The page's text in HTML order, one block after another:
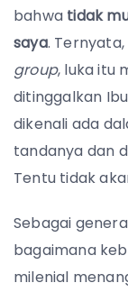
bahwa tidak
saya.
group, luka itu
ditinggalkan
dikenali ada
tandanya dan
Tentu tidak
Sebagai
bagaimana
milenial